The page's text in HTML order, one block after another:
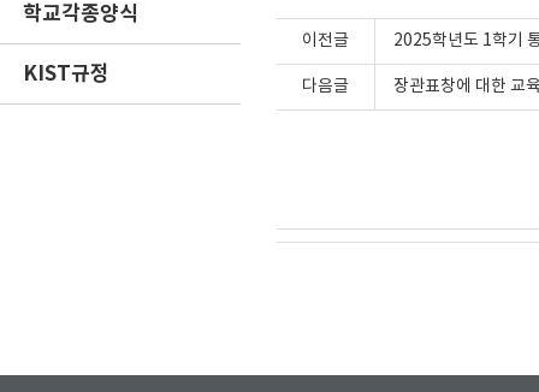
학교각종양식
KIST규정
이전글 2025학년도 1학기
다음글 장관표창에 대한 교